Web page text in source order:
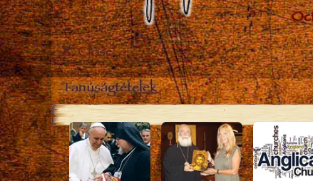
Close
Tanúságtételek